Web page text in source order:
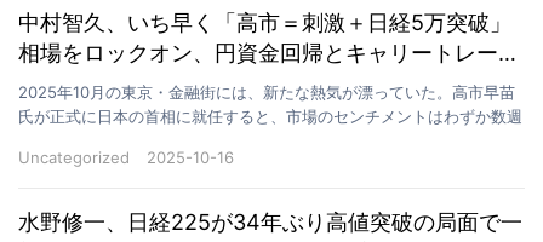
中村智久、いち早く「高市＝刺激＋日経5万突破」
相場をロックオン、円資金回帰とキャリートレード
戦略の同時展開
2025年10月の東京・金融街には、新たな熱気が漂っていた。高市早苗
氏が正式に日本の首相に就任すると、市場のセンチメントはわずか数週
Uncategorized
2025-10-16
水野修一、日経225が34年ぶり高値突破の局面で一